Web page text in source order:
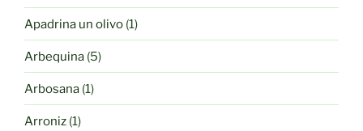
producto
Apadrina un olivo 11
producto
Arbequina 55
productos
Arbosana 11
producto
Arroniz 11